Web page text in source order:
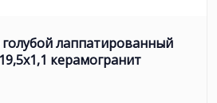
голубой лаппатированный
керамогранит